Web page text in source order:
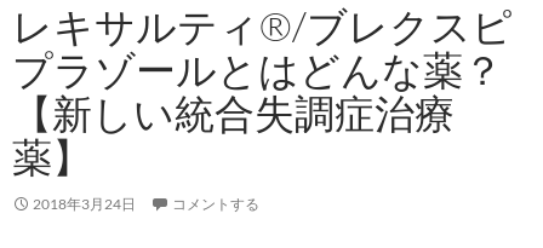
レキサルティ®/ブレクスピ
プラゾールとはどんな薬？
【新しい統合失調症治療
薬】
2018年3月24日 コメントする